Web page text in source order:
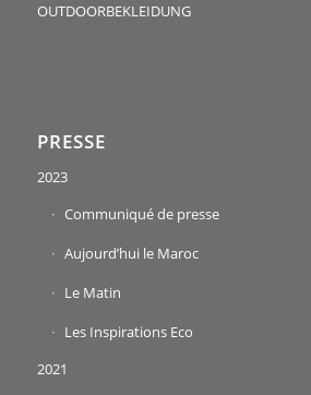
OUTDOORBEKLEIDUNG
PRESSE
2023
Communiqué de presse
Aujourd’hui le Maroc
Le Matin
Les Inspirations Eco
2021